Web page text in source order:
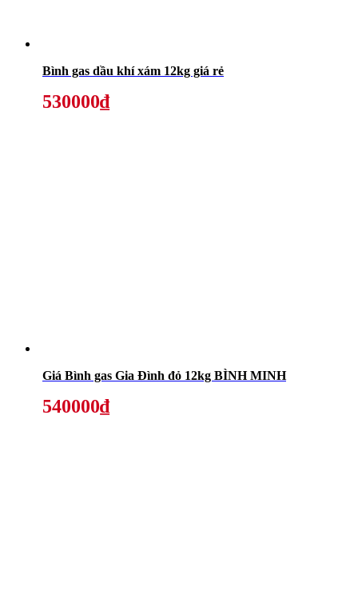
Bình gas dầu khí xám 12kg giá rẻ
530000₫
Giá Bình gas Gia Đình đỏ 12kg BÌNH MINH
540000₫